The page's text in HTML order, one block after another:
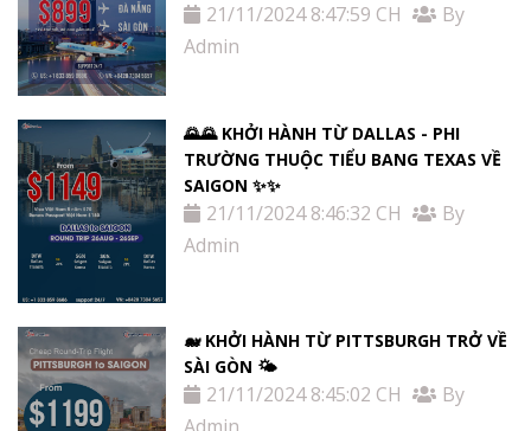
21/11/2024 8:47:59 CH
By
Admin
🌄🌄 KHỞI HÀNH TỪ DALLAS - PHI
TRƯỜNG THUỘC TIỂU BANG TEXAS VỀ
SAIGON ✨✨
21/11/2024 8:46:32 CH
By
Admin
🐋 KHỞI HÀNH TỪ PITTSBURGH TRỞ VỀ
SÀI GÒN 🌤
21/11/2024 8:45:02 CH
By